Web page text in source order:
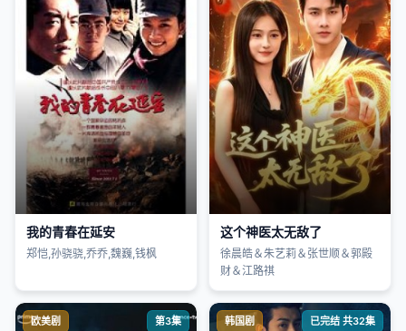
我的青春在延安
郑恺,孙骁骁,乔乔,魏巍,钱枫
这个神医太无敌了
徐晨皓＆朱艺莉＆张世顺＆郭殿
财＆江路祺
欧美剧 第3集 韩国剧 已完结 共32集